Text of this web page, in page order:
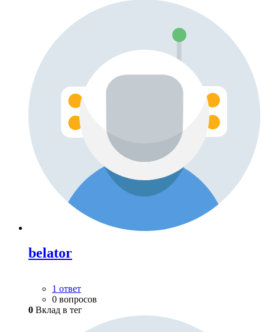
belator
1 ответ
0 вопросов
0 Вклад в тег